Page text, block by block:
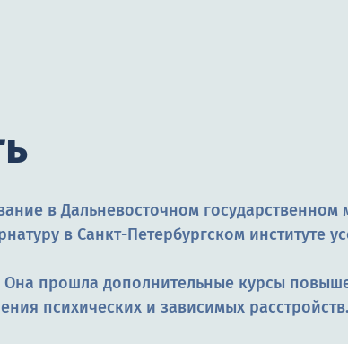
в Дальневосточном
в Санкт-Петербургском институте
прошла дополнительные курсы
психических и зависимых расстройств.